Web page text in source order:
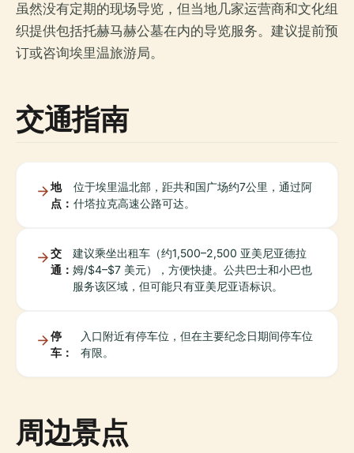
虽然没有定期的现场导览，但当地几家运营商和文化组
织提供包括托赫马赫公墓在内的导览服务。建议提前预
订或咨询埃里温旅游局。
交通指南
地
点：
位于埃里温北部，距共和国广场约7公里，通过阿
什塔拉克高速公路可达。
交
通：
建议乘坐出租车（约1,500–2,500 亚美尼亚德拉
姆/$4–$7 美元），方便快捷。公共巴士和小巴也
服务该区域，但可能只有亚美尼亚语标识。
停
车：
入口附近有停车位，但在主要纪念日期间停车位
有限。
周边景点